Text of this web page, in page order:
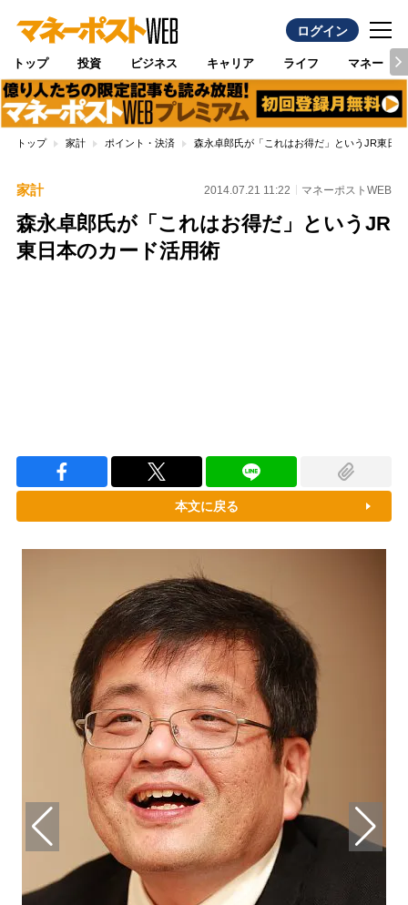
ログイン
トップ 投資 ビジネス キャリア ライフ マネー
トップ 家計 ポイント・決済 森永卓郎氏が「これはお得だ」というJR東日
家計 2014.07.21 11:22 マネーポストWEB
森永卓郎氏が「これはお得だ」というJR
東日本のカード活用術
本文に戻る